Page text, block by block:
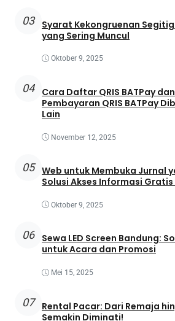
03
Syarat Kekongruenan
yang Sering Muncul
Oktober 9, 2025
04
Cara Daftar QRIS BATPay
Pembayaran QRIS BATPay
Lain
November 12, 2025
05 Web untuk Membuka Jurnal
Solusi Akses Informasi
Oktober 9, 2025
06
Sewa LED Screen Bandung:
untuk Acara dan Promosi
Mei 15, 2025
07
Rental Pacar: Dari Remaja
Semakin Diminati!